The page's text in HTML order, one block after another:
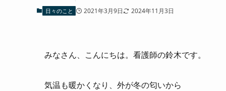
日々のこと 2021年3月9日 2024年11月3日
みなさん、こんにちは。看護師の鈴木です。
気温も暖かくなり、外が冬の匂いから